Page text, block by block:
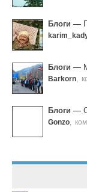
Блоги —
Блоги —
Barkorn
Блоги —
Gonzo